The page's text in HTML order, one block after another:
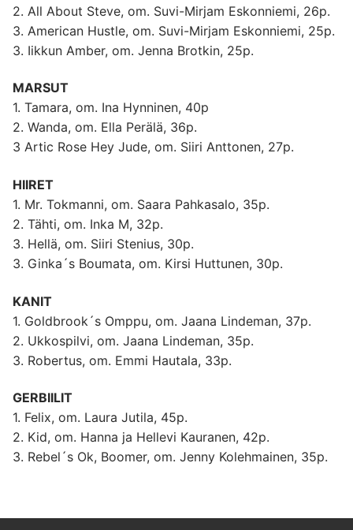
2. All About Steve, om. Suvi-Mirjam Eskonniemi, 26p.
3. American Hustle, om. Suvi-Mirjam Eskonniemi, 25p.
3. Iikkun Amber, om. Jenna Brotkin, 25p.
MARSUT
1. Tamara, om. Ina Hynninen, 40p
2. Wanda, om. Ella Perälä, 36p.
3 Artic Rose Hey Jude, om. Siiri Anttonen, 27p.
HIIRET
1. Mr. Tokmanni, om. Saara Pahkasalo, 35p.
2. Tähti, om. Inka M, 32p.
3. Hellä, om. Siiri Stenius, 30p.
3. Ginka´s Boumata, om. Kirsi Huttunen, 30p.
KANIT
1. Goldbrook´s Omppu, om. Jaana Lindeman, 37p.
2. Ukkospilvi, om. Jaana Lindeman, 35p.
3. Robertus, om. Emmi Hautala, 33p.
GERBIILIT
1. Felix, om. Laura Jutila, 45p.
2. Kid, om. Hanna ja Hellevi Kauranen, 42p.
3. Rebel´s Ok, Boomer, om. Jenny Kolehmainen, 35p.